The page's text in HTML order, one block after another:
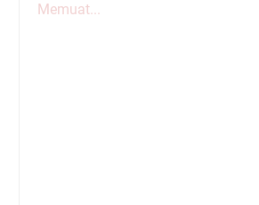
Memuat...